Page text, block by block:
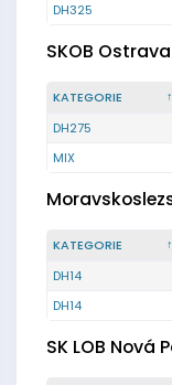
DH325
SKOB Ostrava
KATEGORIE
DH275
MIX
KATEGORIE
DH14
DH14
SK LOB Nová